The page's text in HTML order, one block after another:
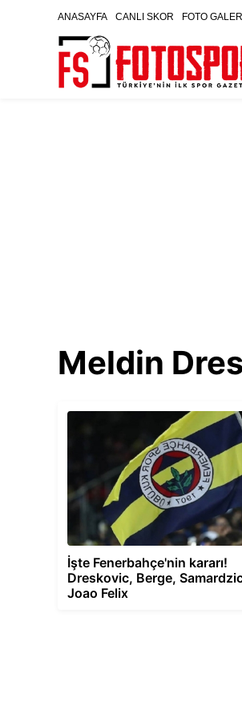
ANASAYFA CANLI SKOR FOTO GALERİ
Meldin
İşte Fenerbahçe'nin kararı!
Dreskovic, Berge,
Joao Felix